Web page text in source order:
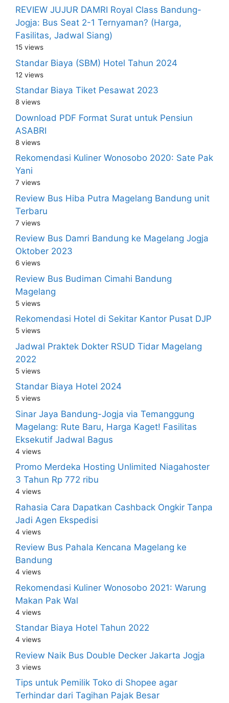
REVIEW JUJUR DAMRI Royal Class Bandung-
Jogja: Bus Seat 2-1 Ternyaman? (Harga,
Fasilitas, Jadwal Siang)
15 views
Standar Biaya (SBM) Hotel Tahun 2024
12 views
Standar Biaya Tiket Pesawat 2023
8 views
Download PDF Format Surat untuk Pensiun
ASABRI
8 views
Rekomendasi Kuliner Wonosobo 2020: Sate Pak
Yani
7 views
Review Bus Hiba Putra Magelang Bandung unit
Terbaru
7 views
Review Bus Damri Bandung ke Magelang Jogja
Oktober 2023
6 views
Review Bus Budiman Cimahi Bandung
Magelang
5 views
Rekomendasi Hotel di Sekitar Kantor Pusat DJP
5 views
Jadwal Praktek Dokter RSUD Tidar Magelang
2022
5 views
Standar Biaya Hotel 2024
5 views
Sinar Jaya Bandung-Jogja via Temanggung
Magelang: Rute Baru, Harga Kaget! Fasilitas
Eksekutif Jadwal Bagus
4 views
Promo Merdeka Hosting Unlimited Niagahoster
3 Tahun Rp 772 ribu
4 views
Rahasia Cara Dapatkan Cashback Ongkir Tanpa
Jadi Agen Ekspedisi
4 views
Review Bus Pahala Kencana Magelang ke
Bandung
4 views
Rekomendasi Kuliner Wonosobo 2021: Warung
Makan Pak Wal
4 views
Standar Biaya Hotel Tahun 2022
4 views
Review Naik Bus Double Decker Jakarta Jogja
3 views
Tips untuk Pemilik Toko di Shopee agar
Terhindar dari Tagihan Pajak Besar